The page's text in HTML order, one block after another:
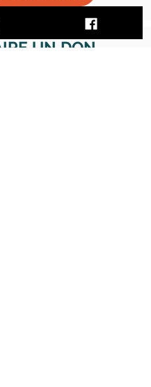
UN DON